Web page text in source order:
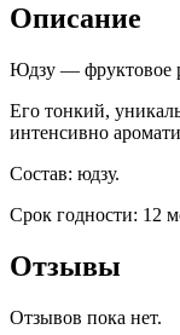
Описание
Юдзу — фруктовое
Его тонкий,
интенсивно
Состав: юдзу.
Срок годности: 12
Отзывы
Отзывов пока нет.